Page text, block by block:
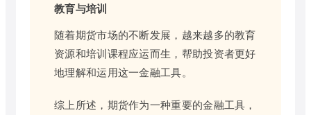
教育与培训
随着期货市场的不断发展，越来越多的教育
资源和培训课程应运而生，帮助投资者更好
地理解和运用这一金融工具。
综上所述，期货作为一种重要的金融工具，